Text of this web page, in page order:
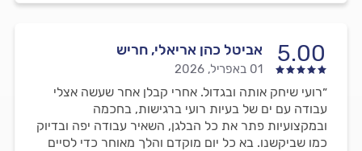
5.00 אביטל כהן אריאלי, חריש
01 באפריל, 2026
״רועי שיחק אותה ובגדול. אחרי קבלן אחר שעשה אצלי
עבודה עם ים של בעיות רועי ברגישות, בחכמה
ובמקצועיות פתר את כל הבלגן, השאיר עבודה יפה ובדיוק
כמו שביקשנו. בא כל יום מוקדם והלך מאוחר כדי לסיים